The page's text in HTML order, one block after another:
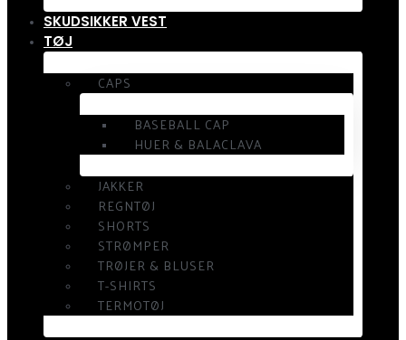
SKUDSIKKER VEST
TØJ
CAPS
BASEBALL CAP
HUER & BALACLAVA
JAKKER
REGNTØJ
SHORTS
STRØMPER
TRØJER & BLUSER
T-SHIRTS
TERMOTØJ